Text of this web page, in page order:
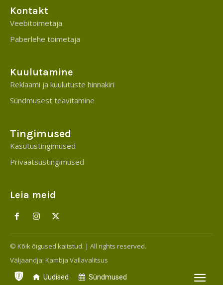
Kontakt
Veebitoimetaja
Paberlehe toimetaja
Kuulutamine
Reklaami ja kuulutuste hinnakiri
Sündmusest teavitamine
Tingimused
Kasutustingimused
Privaatsustingimused
Leia meid
© Kõik õigused kaitstud. | All rights reserved.
Väljaandja: Kambja Vallavalitsus
Uudised Sündmused